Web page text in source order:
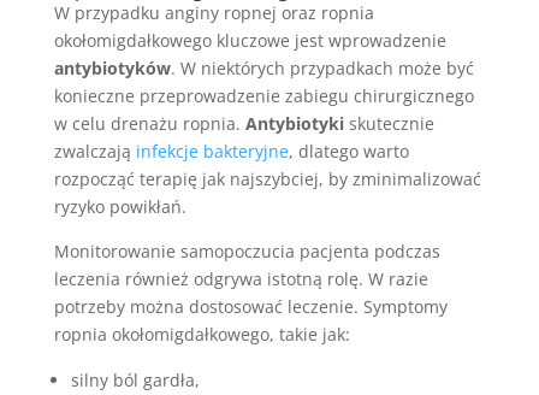
W przypadku anginy ropnej oraz ropnia
okołomigdałkowego kluczowe jest wprowadzenie
antybiotyków. W niektórych przypadkach może być
konieczne przeprowadzenie zabiegu chirurgicznego
w celu drenażu ropnia. Antybiotykiskutecznie
zwalczają infekcje bakteryjne, dlatego warto
rozpocząć terapię jak najszybciej, by zminimalizować
ryzyko powikłań.
Monitorowanie samopoczucia pacjenta podczas
leczenia również odgrywa istotną rolę. W razie
potrzeby można dostosować leczenie. Symptomy
ropnia okołomigdałkowego, takie jak:
silny ból gardła,